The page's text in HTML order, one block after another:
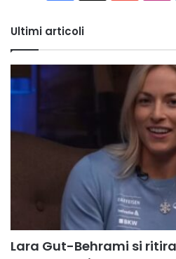
Ultimi articoli
Lara Gut-Behrami si